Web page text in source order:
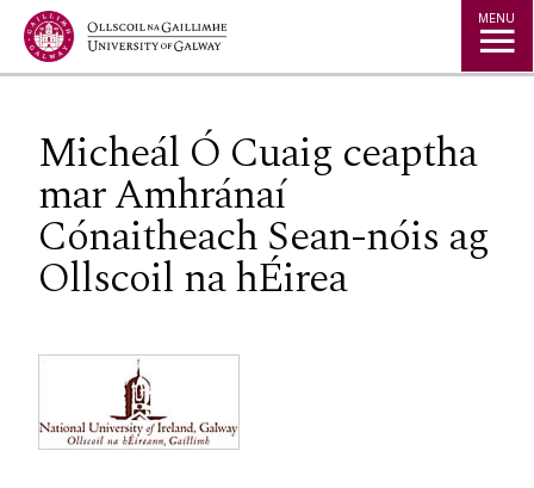
Jump to Content MENU
Micheál Ó Cuaig ceaptha
mar Amhránaí
Cónaitheach Sean-nóis ag
Ollscoil na hÉirea